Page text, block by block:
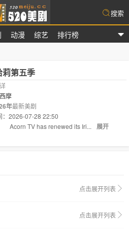
动漫 综艺 排行榜
搜索
莉第五季
摩
年最新美剧
：2026-07-28 22:50
Acorn TV has renewed its Iri... 展开
点击展开列表
点击展开列表